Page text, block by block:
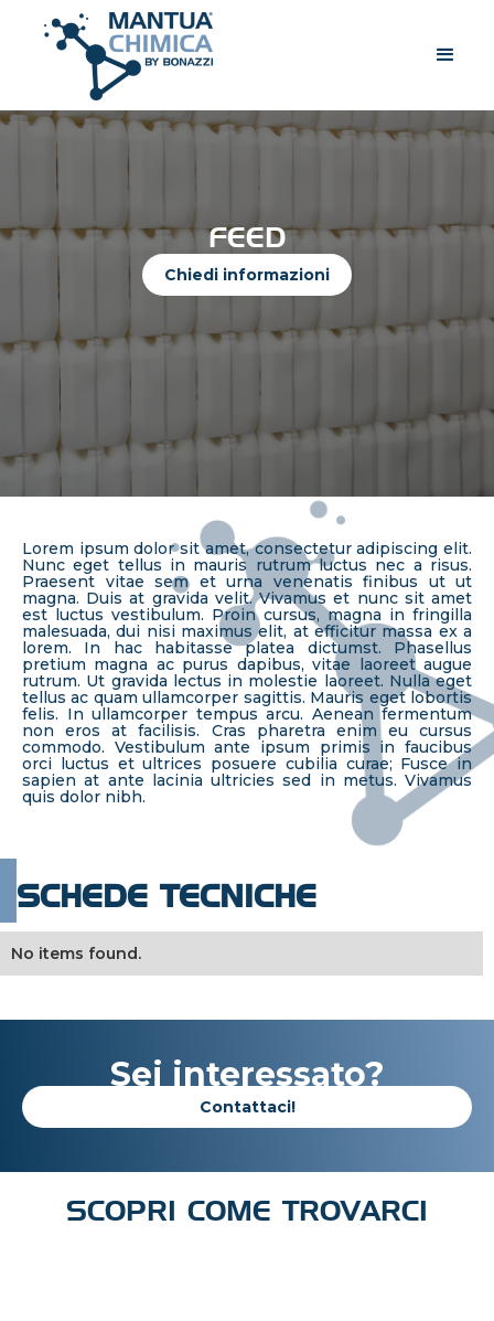
FEED
Chiedi informazioni
Lorem ipsum dolor sit amet, consectetur adipiscing elit.
Nunc eget tellus in mauris rutrum luctus nec a risus.
Praesent vitae sem et urna venenatis finibus ut ut
magna. Duis at gravida velit. Vivamus et nunc sit amet
est luctus vestibulum. Proin cursus, magna in fringilla
malesuada, dui nisi maximus elit, at efficitur massa ex a
lorem. In hac habitasse platea dictumst. Phasellus
pretium magna ac purus dapibus, vitae laoreet augue
rutrum. Ut gravida lectus in molestie laoreet. Nulla eget
tellus ac quam ullamcorper sagittis. Mauris eget lobortis
felis. In ullamcorper tempus arcu. Aenean fermentum
non eros at facilisis. Cras pharetra enim eu cursus
commodo. Vestibulum ante ipsum primis in faucibus
orci luctus et ultrices posuere cubilia curae; Fusce in
sapien at ante lacinia ultricies sed in metus. Vivamus
quis dolor nibh.
SCHEDE TECNICHE
No items found.
Sei interessato?
Contattaci!
SCOPRI COME TROVARCI